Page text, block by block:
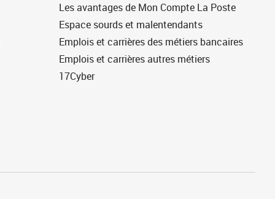
Les avantages de Mon Compte La Poste
Espace sourds et malentendants
Emplois et carrières des métiers bancaires
Emplois et carrières autres métiers
17Cyber